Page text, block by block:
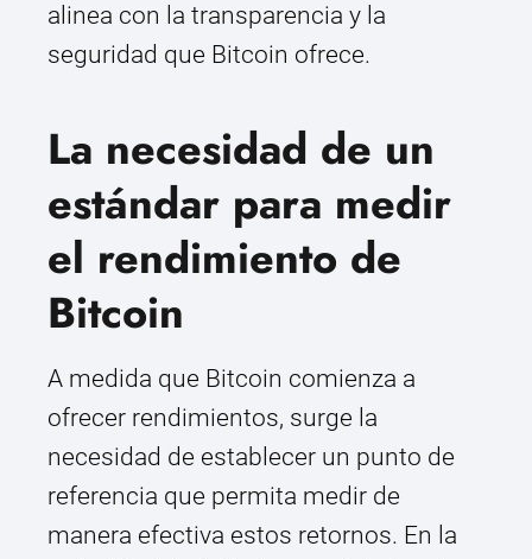
alinea con la transparencia y la
seguridad que Bitcoin ofrece.
La necesidad de un
estándar para medir
el rendimiento de
Bitcoin
A medida que Bitcoin comienza a
ofrecer rendimientos, surge la
necesidad de establecer un punto de
referencia que permita medir de
manera efectiva estos retornos. En la